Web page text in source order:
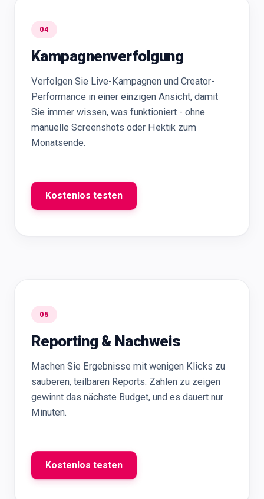
04
Kampagnenverfolgung
Verfolgen Sie Live-Kampagnen und Creator-
Performance in einer einzigen Ansicht, damit
Sie immer wissen, was funktioniert - ohne
manuelle Screenshots oder Hektik zum
Monatsende.
Kostenlos testen
05
Reporting & Nachweis
Machen Sie Ergebnisse mit wenigen Klicks zu
sauberen, teilbaren Reports. Zahlen zu zeigen
gewinnt das nächste Budget, und es dauert nur
Minuten.
Kostenlos testen